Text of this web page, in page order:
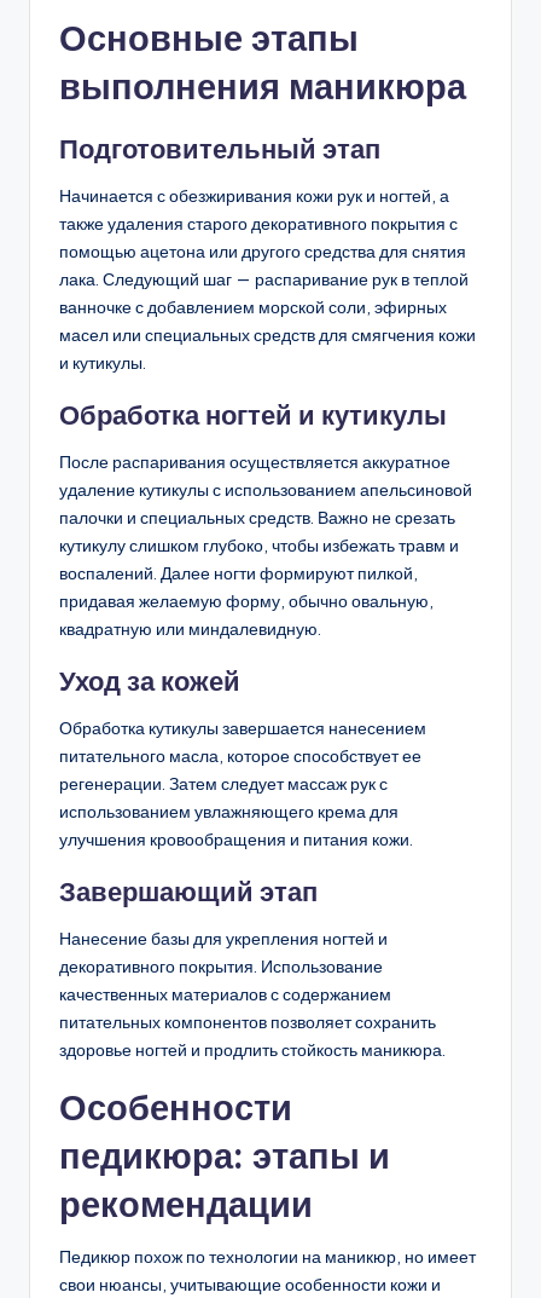
Основные этапы
выполнения маникюра
Подготовительный этап
Начинается с обезжиривания кожи рук и ногтей, а
также удаления старого декоративного покрытия с
помощью ацетона или другого средства для снятия
лака. Следующий шаг — распаривание рук в теплой
ванночке с добавлением морской соли, эфирных
масел или специальных средств для смягчения кожи
и кутикулы.
Обработка ногтей и кутикулы
После распаривания осуществляется аккуратное
удаление кутикулы с использованием апельсиновой
палочки и специальных средств. Важно не срезать
кутикулу слишком глубоко, чтобы избежать травм и
воспалений. Далее ногти формируют пилкой,
придавая желаемую форму, обычно овальную,
квадратную или миндалевидную.
Уход за кожей
Обработка кутикулы завершается нанесением
питательного масла, которое способствует ее
регенерации. Затем следует массаж рук с
использованием увлажняющего крема для
улучшения кровообращения и питания кожи.
Завершающий этап
Нанесение базы для укрепления ногтей и
декоративного покрытия. Использование
качественных материалов с содержанием
питательных компонентов позволяет сохранить
здоровье ногтей и продлить стойкость маникюра.
Особенности
педикюра: этапы и
рекомендации
Педикюр похож по технологии на маникюр, но имеет
свои нюансы, учитывающие особенности кожи и